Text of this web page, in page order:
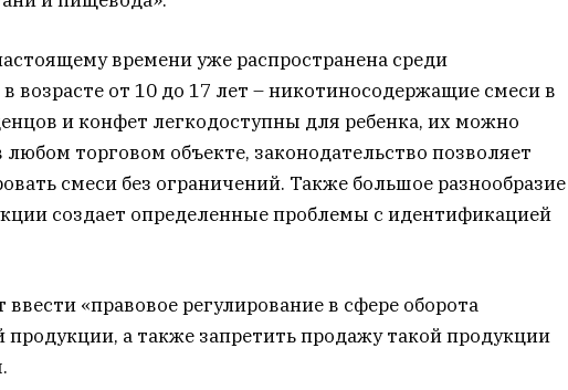
времени уже распространена среди
возрасте от 10 до 17 лет – никотиносодержащие смеси в
и конфет легкодоступны для ребенка, их можно
торговом объекте, законодательство позволяет
смеси без ограничений. Также большое разнообразие
создает определенные проблемы с идентификацией
«правовое регулирование в сфере оборота
а также запретить продажу такой продукции